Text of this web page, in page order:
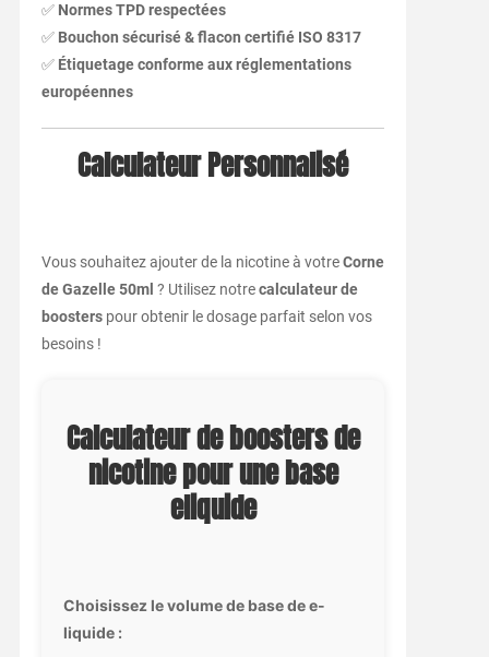
✅ Normes TPD respectées
✅ Bouchon sécurisé & flacon certifié ISO 8317
✅ Étiquetage conforme aux réglementations
européennes
Calculateur Personnalisé
Vous souhaitez ajouter de la nicotine à votreCorne
de Gazelle 50ml ? Utilisez notrecalculateur de
boosterspour obtenir le dosage parfait selon vos
besoins !
Calculateur de boosters de
nicotine pour une base
eliquide
Choisissez le volume de base de e-
liquide :